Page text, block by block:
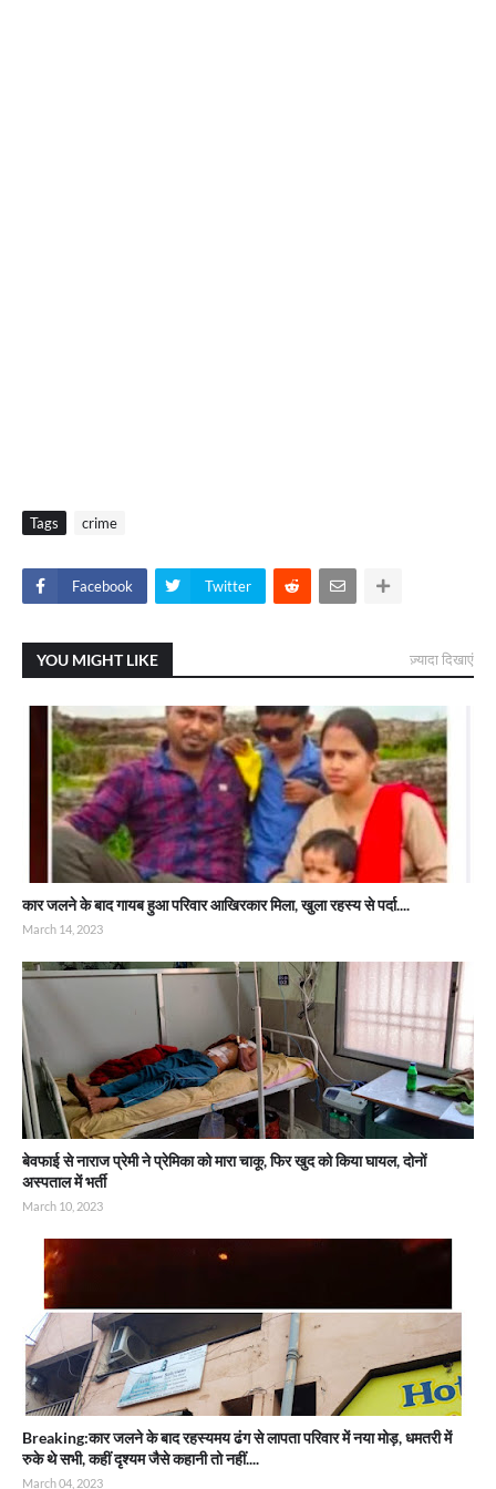
Tags crime
Facebook Twitter
YOU MIGHT LIKE ज़्यादा दिखाएं
कार जलने के बाद गायब हुआ परिवार आखिरकार मिला, खुला रहस्य से पर्दा....
March 14, 2023
बेवफाई से नाराज प्रेमी ने प्रेमिका को मारा चाकू, फिर खुद को किया घायल, दोनों
अस्पताल में भर्ती
March 10, 2023
Breaking:कार जलने के बाद रहस्यमय ढंग से लापता परिवार में नया मोड़, धमतरी में
रुके थे सभी, कहीं दृश्यम जैसे कहानी तो नहीं....
March 04, 2023